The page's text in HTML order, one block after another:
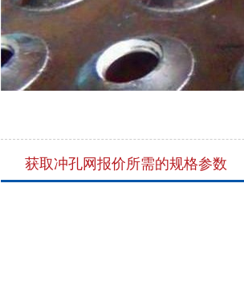
获取冲孔网报价所需的规格参数